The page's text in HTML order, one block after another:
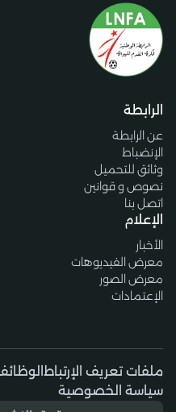
الرابطة
عن الرابطة
الإنضباط
وثائق للتحميل
نصوص و قوانين
اتصل بنا
الإعلام
الأخبار
معرض الفيديوهات
معرض الصور
الإعتمادات
ملفات تعريف الإرتباط
سياسة الخصوصية